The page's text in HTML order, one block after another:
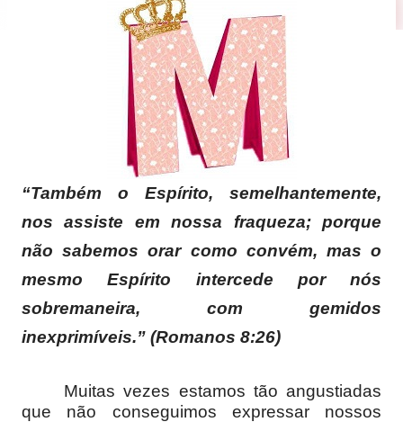
“Também o Espírito, semelhantemente,
nos assiste em nossa fraqueza; porque
não sabemos orar como convém, mas o
mesmo Espírito intercede por nós
sobremaneira, com gemidos
inexprimíveis.” (Romanos 8:26)
Muitas vezes estamos tão angustiadas
que não conseguimos expressar nossos